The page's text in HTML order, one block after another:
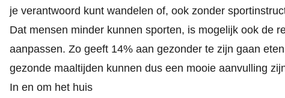
je verantwoord kunt wandelen of, ook zonder
Dat mensen minder kunnen sporten, is mogelijk ook de
aanpassen. Zo geeft 14% aan gezonder te zijn gaan
gezonde maaltijden kunnen dus een mooie aanvulling
In en om het huis